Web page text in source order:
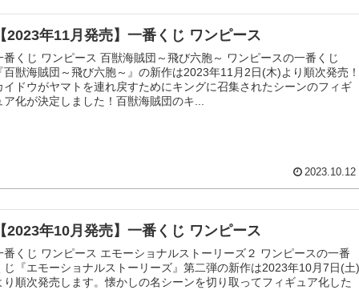
2023年11月発売】一番くじ ワンピース
番くじ ワンピース 百獣海賊団～飛び六胞～ ワンピースの一番くじ
百獣海賊団～飛び六胞～』の新作は2023年11月2日(木)より順次発売！
イドウがヤマトを連れ戻すためにキングに召集されたシーンのフィギ
ア化が決定しました！百獣海賊団のキ...
2023.10.12
2023年10月発売】一番くじ ワンピース
番くじ ワンピース エモーショナルストーリーズ２ ワンピースの一番
じ『エモーショナルストーリーズ』第二弾の新作は2023年10月7日(土)
り順次発売します。懐かしの名シーンを切り取ってフィギュア化した